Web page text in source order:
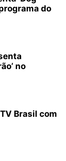
do
no
Brasil com